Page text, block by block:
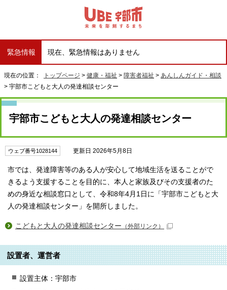
緊急情報 現在、緊急情報はありません
現在の位置： トップページ > 健康・福祉 > 障害者福祉 > あんしんガイド・相談
> 宇部市こどもと大人の発達相談センター
宇部市こどもと大人の発達相談センター
ウェブ番号1028144 更新日 2026年5月8日
市では、発達障害等のある人が安心して地域生活を送ることがで
きるよう支援することを目的に、本人と家族及びその支援者のた
めの身近な相談窓口として、令和8年4月1日に「宇部市こどもと大
人の発達相談センター」を開所しました。
こどもと大人の発達相談センター （外部リンク）
設置者、運営者
設置主体：宇部市